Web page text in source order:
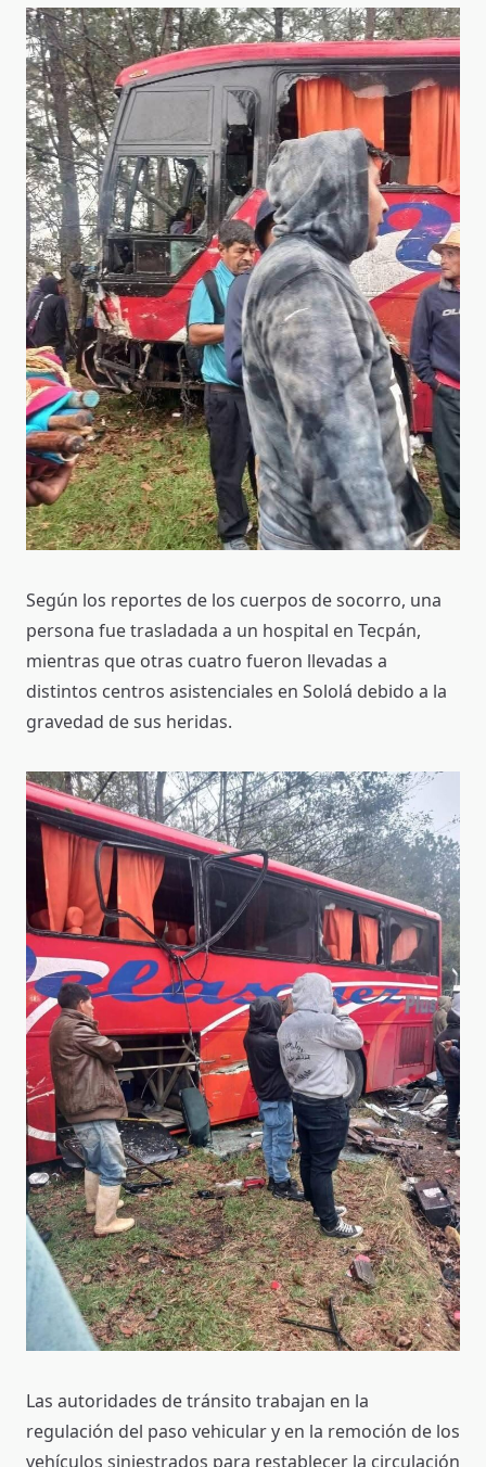
Según los reportes de los cuerpos de socorro, una
persona fue trasladada a un hospital en Tecpán,
mientras que otras cuatro fueron llevadas a
distintos centros asistenciales en Sololá debido a la
gravedad de sus heridas.
Las autoridades de tránsito trabajan en la
regulación del paso vehicular y en la remoción de los
vehículos siniestrados para restablecer la circulación